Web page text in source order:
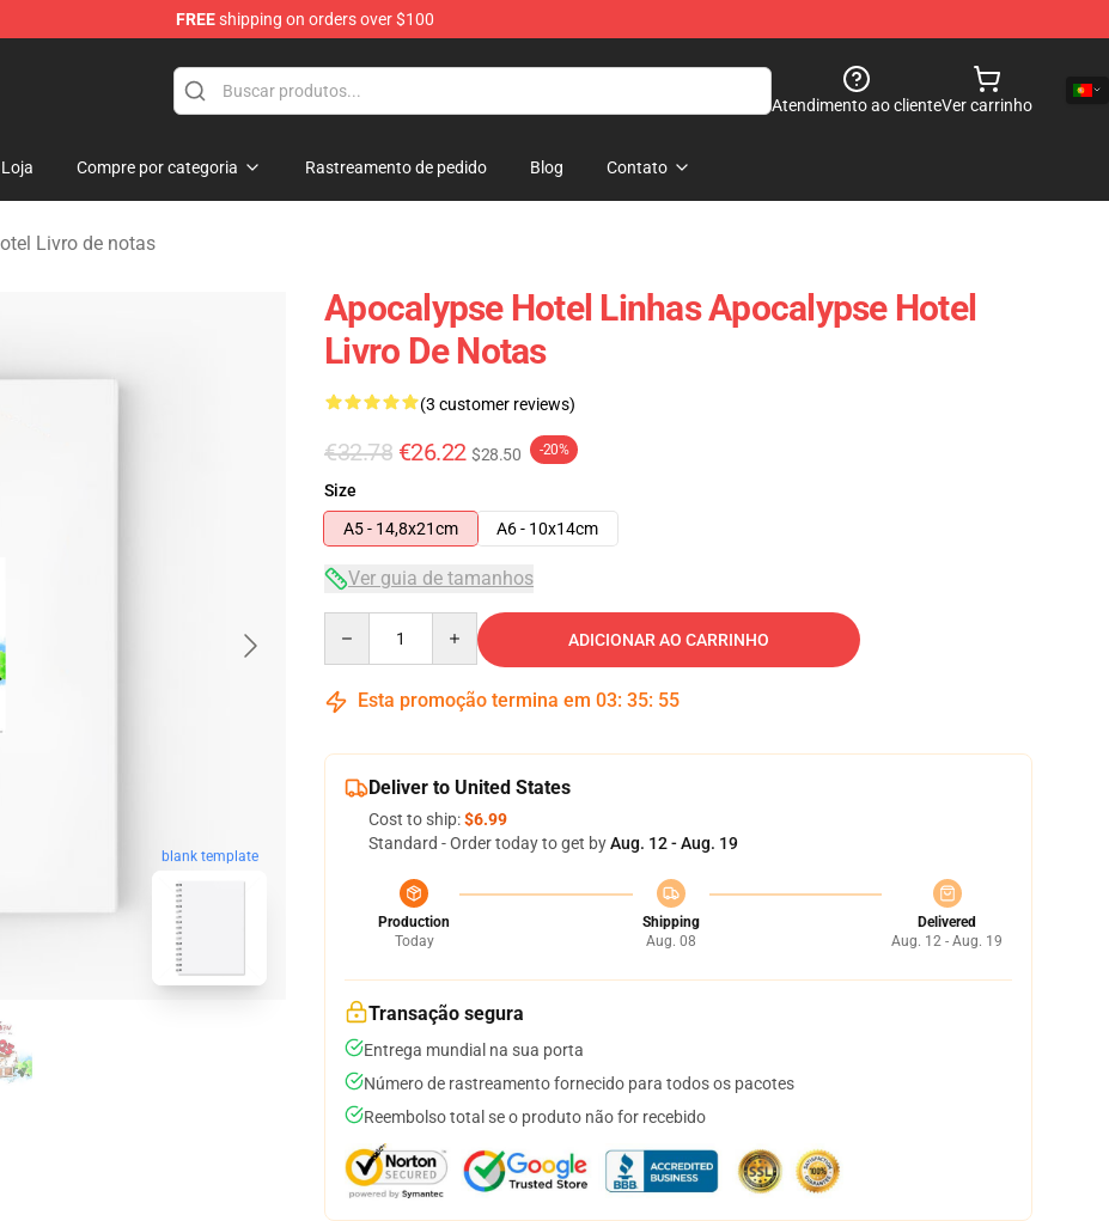
FREEshipping on orders over $100
Atendimento ao clienteVer carrinho
Loja Compre por categoria Rastreamento de pedido Blog Contato
Livro de notas
blank template
Apocalypse Hotel Linhas Apocalypse Hotel
Livro De Notas
(3 customer reviews)
€32.78 €26.22 $28.50 -20%
Size
A5 - 14,8x21cm
A6 - 10x14cm
Ver guia de tamanhos
ADICIONAR AO CARRINHO
Esta promoção termina em 03: 35: 54
Deliver to United States
Cost to ship:$6.99
Standard - Order today to get byAug. 12 - Aug. 19
Production
Today
Shipping
Aug. 08
Delivered
Aug. 12 - Aug. 19
Transação segura
Entrega mundial na sua porta
Número de rastreamento fornecido para todos os pacotes
Reembolso total se o produto não for recebido